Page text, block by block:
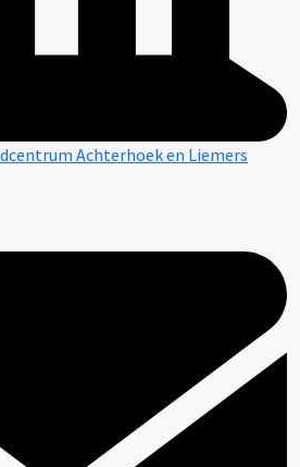
Achterhoek en Liemers